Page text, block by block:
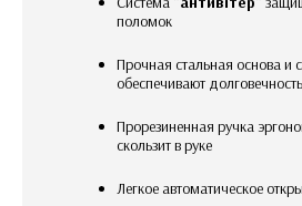
поломок
Прочная стальная основа и спицы из пластика
обеспечивают долговечность
Прорезиненная ручка эргономичной формы не
скользит в руке
Легкое автоматическое